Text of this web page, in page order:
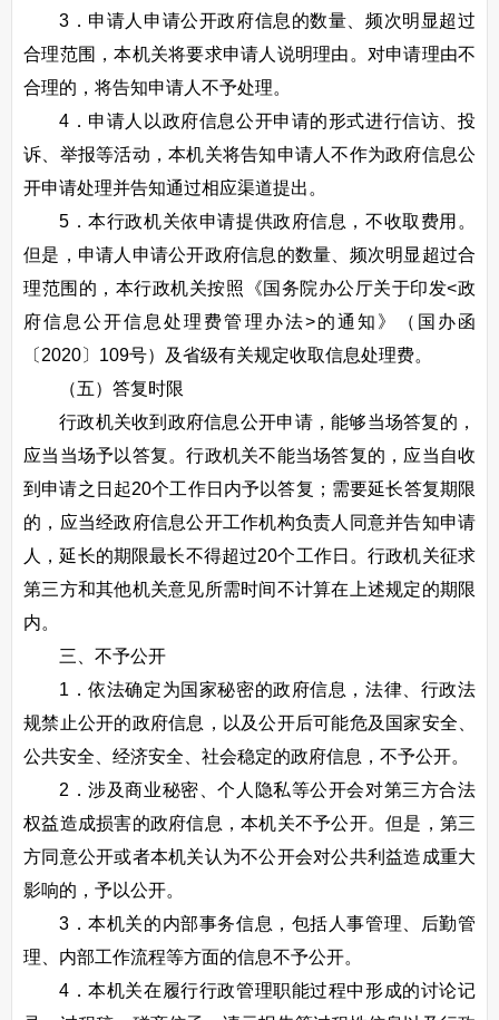
3．申请人申请公开政府信息的数量、频次明显超过
合理范围，本机关将要求申请人说明理由。对申请理由不
合理的，将告知申请人不予处理。
4．申请人以政府信息公开申请的形式进行信访、投
诉、举报等活动，本机关将告知申请人不作为政府信息公
开申请处理并告知通过相应渠道提出。
5．本行政机关依申请提供政府信息，不收取费用。
但是，申请人申请公开政府信息的数量、频次明显超过合
理范围的，本行政机关按照《国务院办公厅关于印发<政
府信息公开信息处理费管理办法>的通知》（国办函
〔2020〕109号）及省级有关规定收取信息处理费。
（五）答复时限
行政机关收到政府信息公开申请，能够当场答复的，
应当当场予以答复。行政机关不能当场答复的，应当自收
到申请之日起20个工作日内予以答复；需要延长答复期限
的，应当经政府信息公开工作机构负责人同意并告知申请
人，延长的期限最长不得超过20个工作日。行政机关征求
第三方和其他机关意见所需时间不计算在上述规定的期限
内。
三、不予公开
1．依法确定为国家秘密的政府信息，法律、行政法
规禁止公开的政府信息，以及公开后可能危及国家安全、
公共安全、经济安全、社会稳定的政府信息，不予公开。
2．涉及商业秘密、个人隐私等公开会对第三方合法
权益造成损害的政府信息，本机关不予公开。但是，第三
方同意公开或者本机关认为不公开会对公共利益造成重大
影响的，予以公开。
3．本机关的内部事务信息，包括人事管理、后勤管
理、内部工作流程等方面的信息不予公开。
4．本机关在履行行政管理职能过程中形成的讨论记